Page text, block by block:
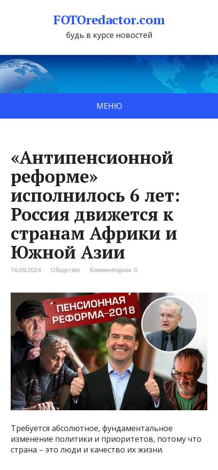
FOTOredactor.com
будь в курсе новостей
МЕНЮ
«Антипенсионной
реформе»
исполнилось 6 лет:
Россия движется к
странам Африки и
Южной Азии
16.09.2024 Общество Комментарии: 0
Требуется абсолютное, фундаментальное
изменение политики и приоритетов, потому что
страна – это люди и качество их жизни.